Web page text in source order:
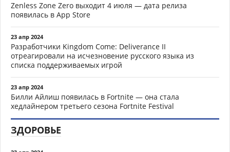
Zenless Zone Zero выходит 4 июля — дата релиза
появилась в App Store
23 апр 2024
Разработчики Kingdom Come: Deliverance II
отреагировали на исчезновение русского языка из
списка поддерживаемых игрой
23 апр 2024
Билли Айлиш появилась в Fortnite — она стала
хедлайнером третьего сезона Fortnite Festival
ЗДОРОВЬЕ